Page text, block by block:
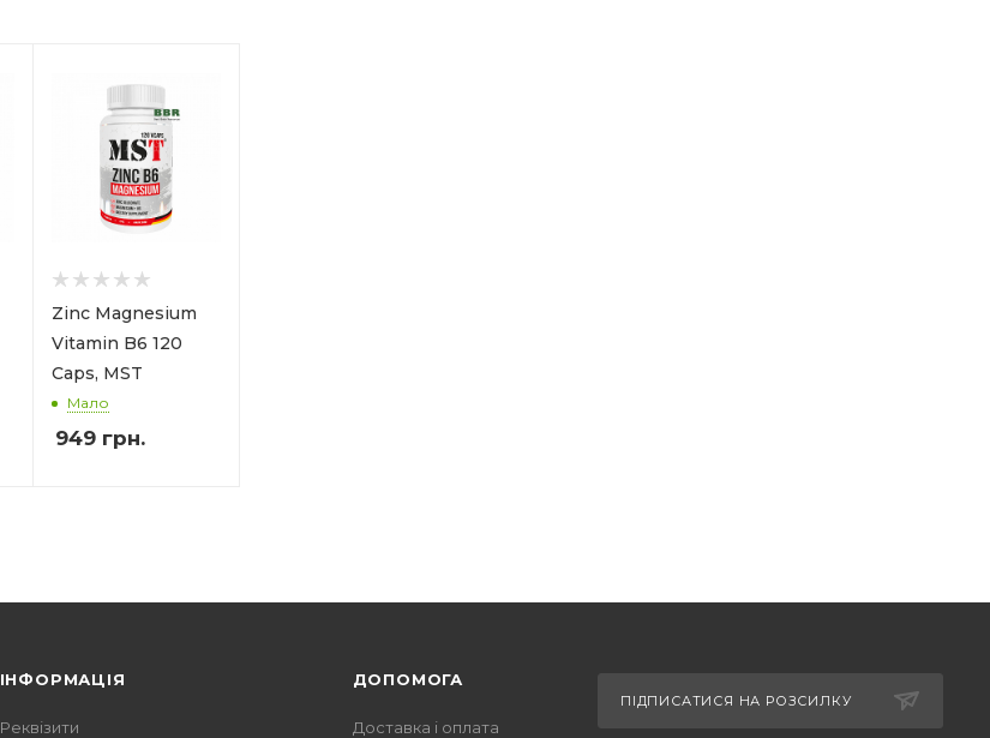
Zinc Magnesium
Vitamin B6 120
Caps, MST
Мало
949 грн.
ІНФОРМАЦІЯ
Реквізити
ДОПОМОГА
Доставка і оплата
ПІДПИСАТИСЯ НА РОЗСИЛКУ